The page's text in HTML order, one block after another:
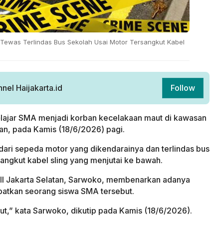
Terlindas Bus Sekolah Usai Motor Tersangkut Kabel
Haijakarta.id Follow
SMA menjadi korban kecelakaan maut di kawasan
pada Kamis (18/6/2026) pagi.
sepeda motor yang dikendarainya dan terlindas bus
kabel sling yang menjutai ke bawah.
Jakarta Selatan, Sarwoko, membenarkan adanya
seorang siswa SMA tersebut.
kata Sarwoko, dikutip pada Kamis (18/6/2026).